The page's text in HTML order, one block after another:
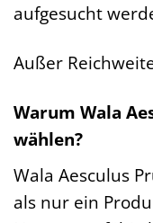
aufgesucht
Außer
Warum Wala
wählen?
Wala Aesculus
als nur ein